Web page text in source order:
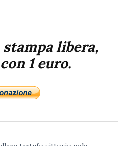
libera,
1 euro.